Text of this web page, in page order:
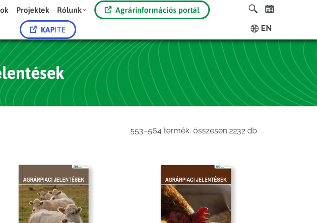
Projektek Rólunk Agrárinformációs portál
KAPITE EN
553–564 termék, összesen 2232 dbSorted